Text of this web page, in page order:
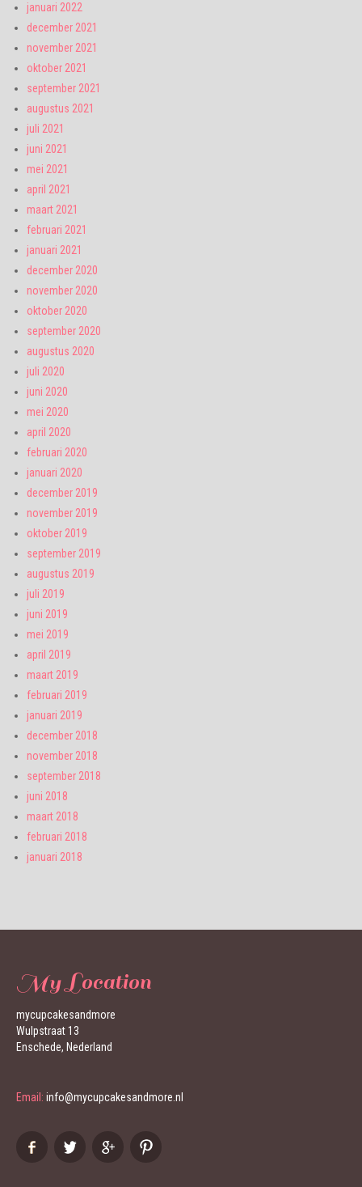
januari 2022
december 2021
november 2021
oktober 2021
september 2021
augustus 2021
juli 2021
juni 2021
mei 2021
april 2021
maart 2021
februari 2021
januari 2021
december 2020
november 2020
oktober 2020
september 2020
augustus 2020
juli 2020
juni 2020
mei 2020
april 2020
februari 2020
januari 2020
december 2019
november 2019
oktober 2019
september 2019
augustus 2019
juli 2019
juni 2019
mei 2019
april 2019
maart 2019
februari 2019
januari 2019
december 2018
november 2018
september 2018
juni 2018
maart 2018
februari 2018
januari 2018
My Location
mycupcakesandmore
Wulpstraat 13
Enschede, Nederland
Email: info@mycupcakesandmore.nl